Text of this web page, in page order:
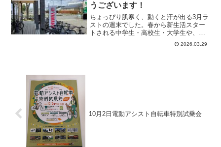
うございます！
ちょっぴり肌寒く、動くと汗が出る3月ラ
ストの週末でした。春から新生活スター
トされる中学生・高校生・大学生や、車
にPASを載せて旅をスタートされる方、
ご近所のお買い物に今度からPASで行か
2026.03.29
10月2日電動アシスト自転車特別試乗会